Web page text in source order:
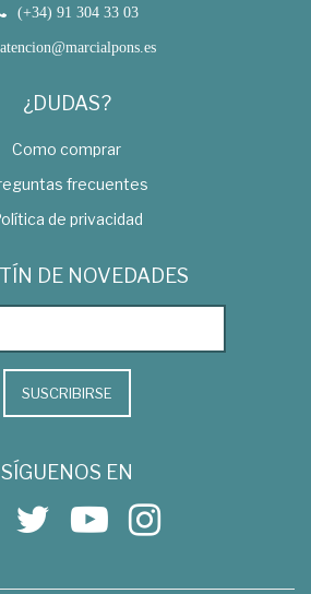
(+34) 91 304 33 03
atencion@marcialpons.es
¿DUDAS?
Como comprar
frecuentes
de privacidad
DE NOVEDADES
SUSCRIBIRSE
SÍGUENOS EN